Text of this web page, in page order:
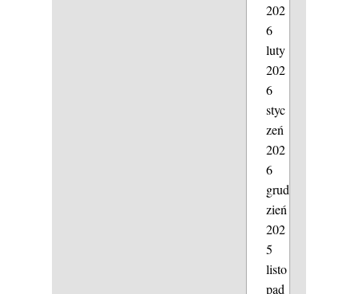
202
6
luty
202
6
styc
zeń
202
6
grud
zień
202
5
listo
pad